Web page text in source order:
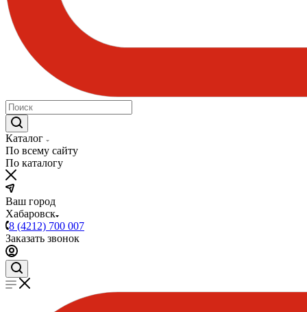
Каталог
По всему сайту
По каталогу
Ваш город
Хабаровск
8 (4212) 700 007
Заказать звонок